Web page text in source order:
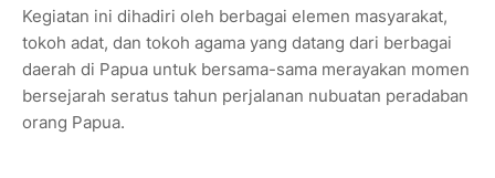
Kegiatan ini dihadiri oleh berbagai elemen masyarakat,
tokoh adat, dan tokoh agama yang datang dari berbagai
daerah di Papua untuk bersama-sama merayakan momen
bersejarah seratus tahun perjalanan nubuatan peradaban
orang Papua.